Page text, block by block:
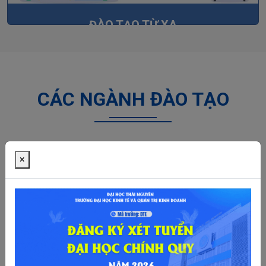
×
ĐÀO TẠO TỪ XA
CÁC NGÀNH ĐÀO TẠO
Ngành Kinh tế đầu tư
Ngành Kinh tế phát
triển